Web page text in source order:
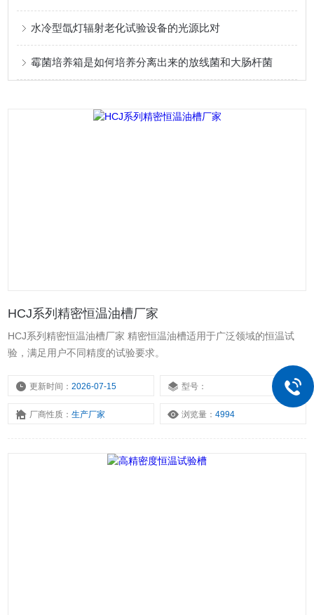
水冷型氙灯辐射老化试验设备的光源比对
霉菌培养箱是如何培养分离出来的放线菌和大肠杆菌
HCJ系列精密恒温油槽厂家
HCJ系列精密恒温油槽厂家 精密恒温油槽适用于广泛领域的恒温试
验，满足用户不同精度的试验要求。
更新时间：2026-07-15 型号：
厂商性质：生产厂家 浏览量：4994